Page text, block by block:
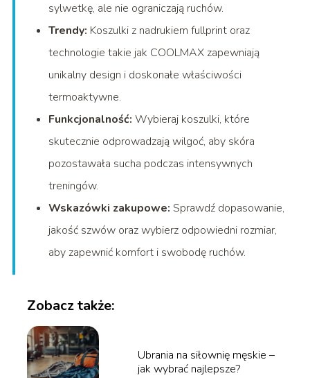
sylwetkę, ale nie ograniczają ruchów.
Trendy: Koszulki z nadrukiem fullprint oraz
technologie takie jak COOLMAX zapewniają
unikalny design i doskonałe właściwości
termoaktywne.
Funkcjonalność: Wybieraj koszulki, które
skutecznie odprowadzają wilgoć, aby skóra
pozostawała sucha podczas intensywnych
treningów.
Wskazówki zakupowe: Sprawdź dopasowanie,
jakość szwów oraz wybierz odpowiedni rozmiar,
aby zapewnić komfort i swobodę ruchów.
Zobacz także:
Ubrania na siłownię męskie –
jak wybrać najlepsze?